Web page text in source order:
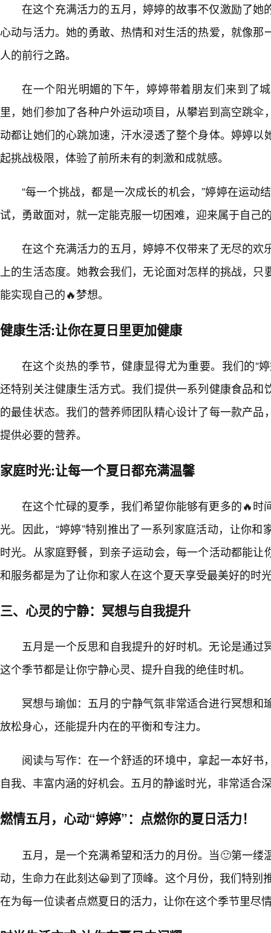
在这个充满活力的五月，婷婷的故事不仅激励了她
心动与活力。她的勇敢、热情和对生活的热爱，就像那
人的前行之路。
在一个阳光明媚的下午，婷婷带着朋友们来到了
里，她们参加了各种户外运动项目，从攀岩到高空跳伞
动都让她们的心跳加速，汗水浸透了整个身体。婷婷以
起挑战极限，体验了前所未有的刺激和成就感。
“每一个挑战，都是一次成长的机会，”婷婷在运动
试，勇敢面对，就一定能克服一切困难，迎来属于自己
在这个充满活力的五月，婷婷不仅带来了无尽的欢
上的生活态度。她教会我们，无论面对怎样的挑战，
能实现自己的🔥梦想。
健康生活:让你在夏日里更加健康
在这个炎热的季节，健康显得尤为重要。我们的“
还特别关注健康生活方式。我们提供一系列健康食品和
的最佳状态。我们的营养师团队精心设计了每一款产品
提供必要的营养。
家庭时光:让每一个夏日都充满温馨
在这个忙碌的夏季，我们希望你能够有更多的🔥时
光。因此，“婷婷”特别推出了一系列家庭活动，让你
时光。从家庭野餐，到亲子运动会，每一个活动都能让
和服务都是为了让你和家人在这个夏天享受最美好的时
三、心灵的宁静：冥想与自我提升
五月是一个反思和自我提升的好时机。无论是通过
这个季节都是让你宁静心灵、提升自我的绝佳时机。
冥想与瑜伽：五月的宁静气氛非常适合进行冥想和
放松身心，还能提升内在的平衡和专注力。
阅读与写作：在一个舒适的环境中，拿起一本好书
自我、丰富内涵的好机会。五月的静谧时光，非常适合
燃情五月，心动“婷婷”：点燃你的夏日活力！
五月，是一个充满希望和活力的月份。当🙂第一缕
动，生命力在此刻达😀到了顶峰。这个月份，我们特别
在为每一位读者点燃夏日的活力，让你在这个季节里尽